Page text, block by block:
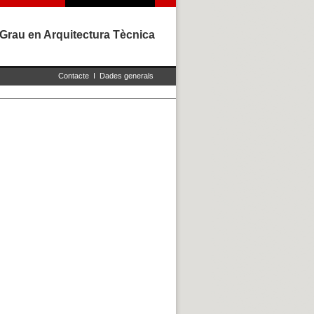
Grau en Arquitectura Tècnica
Contacte I Dades generals